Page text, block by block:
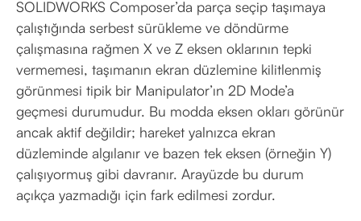
SOLIDWORKS Composer’da parça seçip taşımaya
çalıştığında serbest sürükleme ve döndürme
çalışmasına rağmen X ve Z eksen oklarının tepki
vermemesi, taşımanın ekran düzlemine kilitlenmiş
görünmesi tipik bir Manipulator’ın 2D Mode’a
geçmesi durumudur. Bu modda eksen okları görünür
ancak aktif değildir; hareket yalnızca ekran
düzleminde algılanır ve bazen tek eksen (örneğin Y)
çalışıyormuş gibi davranır. Arayüzde bu durum
açıkça yazmadığı için fark edilmesi zordur.